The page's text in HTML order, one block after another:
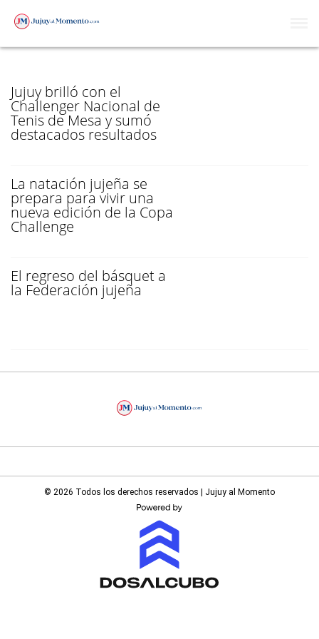
COPA CHALLENGER
Jujuy brilló con el
Challenger Nacional de
Tenis de Mesa y sumó
destacados resultados
La natación jujeña se
prepara para vivir una
nueva edición de la Copa
Challenge
El regreso del básquet a
la Federación jujeña
© 2026 Todos los derechos reservados | Jujuy al Momento